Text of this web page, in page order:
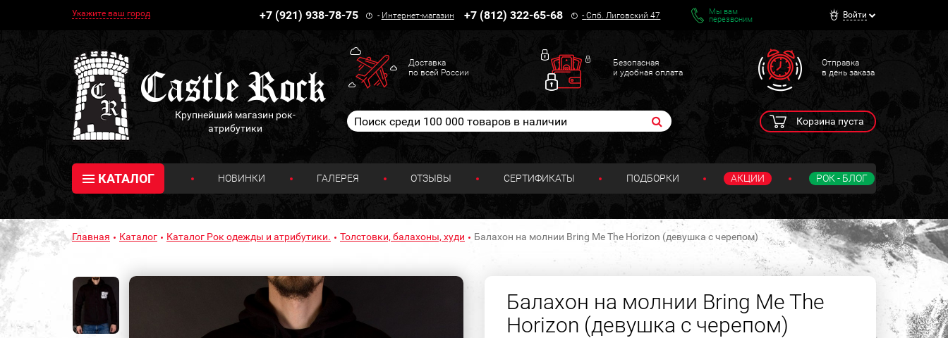
Укажите ваш город +7 (921) 938-78-75 - Интернет-магазин +7 (812) 322-65-68 -Спб. Лиговский 47
Мы вам
перезвоним
Войти
Крупнейший магазин рок-
атрибутики
Доставка
по всей России
Безопасная
и удобная оплата
Отправка
в день заказа
Корзина пуста
КАТАЛОГ НОВИНКИ ГАЛЕРЕЯ ОТЗЫВЫ СЕРТИФИКАТЫ ПОДБОРКИ АКЦИИ РОК - БЛОГ
Главная Каталог Каталог Рок одежды и атрибутики. Толстовки, балахоны, худи Балахон на молнии Bring Me The Horizon (девушка с черепом)
Балахон на молнии Bring Me The
Horizon (девушка с черепом)